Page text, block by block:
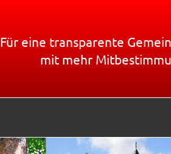
Für eine transparente
mit mehr